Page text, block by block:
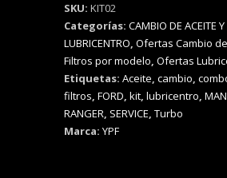
SKU: KIT02
Categorías: CAMBIO DE ACEITE Y
LUBRICENTRO, Ofertas Cambio
Filtros por modelo, Ofertas
Etiquetas: Aceite, cambio,
filtros, FORD, kit, lubricentro,
RANGER, SERVICE, Turbo
Marca: YPF